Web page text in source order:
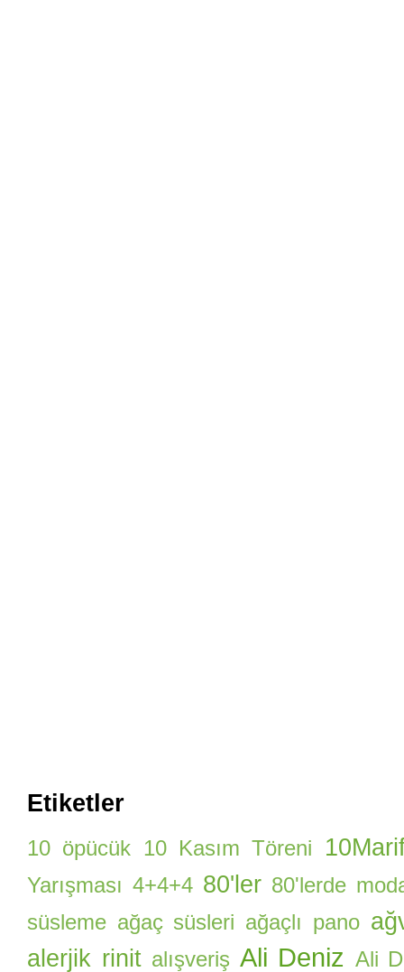
Etiketler
10 öpücük 10 Kasım Töreni
Yarışması 4+4+4 80'ler 80'lerde
süsleme ağaç süsleri ağaçlı pano
alerjik rinit alışveriş Ali Deniz Ali